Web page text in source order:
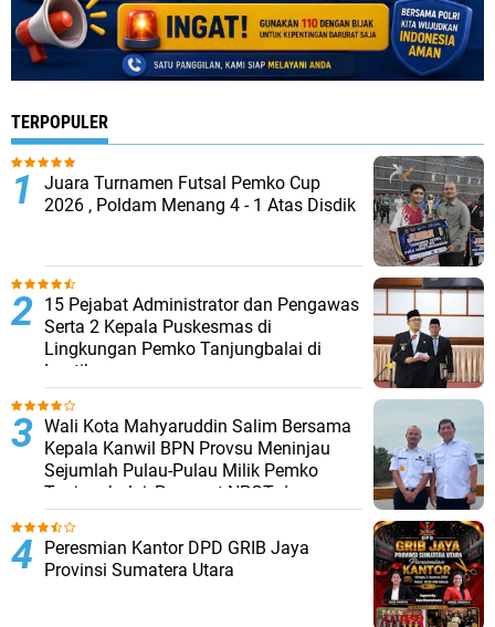
TERPOPULER
Juara Turnamen Futsal Pemko Cup
2026 , Poldam Menang 4 - 1 Atas Disdik
15 Pejabat Administrator dan Pengawas
Serta 2 Kepala Puskesmas di
Lingkungan Pemko Tanjungbalai di
Lantik
Wali Kota Mahyaruddin Salim Bersama
Kepala Kanwil BPN Provsu Meninjau
Sejumlah Pulau-Pulau Milik Pemko
Tanjungbalai, Percepat NPGT dan
Sertifikasi Aset
Peresmian Kantor DPD GRIB Jaya
Provinsi Sumatera Utara